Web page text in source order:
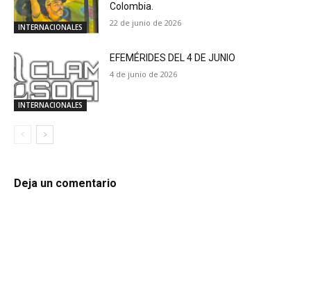
INTERNACIONALES
Colombia.
22 de junio de 2026
INTERNACIONALES
EFEMÉRIDES DEL 4 DE JUNIO
4 de junio de 2026
Deja un comentario